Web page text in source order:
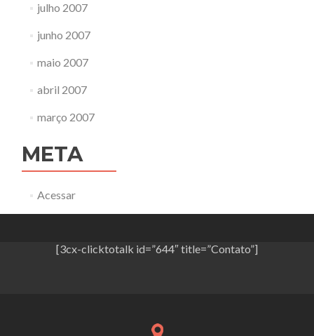
julho 2007
junho 2007
maio 2007
abril 2007
março 2007
META
Acessar
[3cx-clicktotalk id=”644″ title=”Contato”]